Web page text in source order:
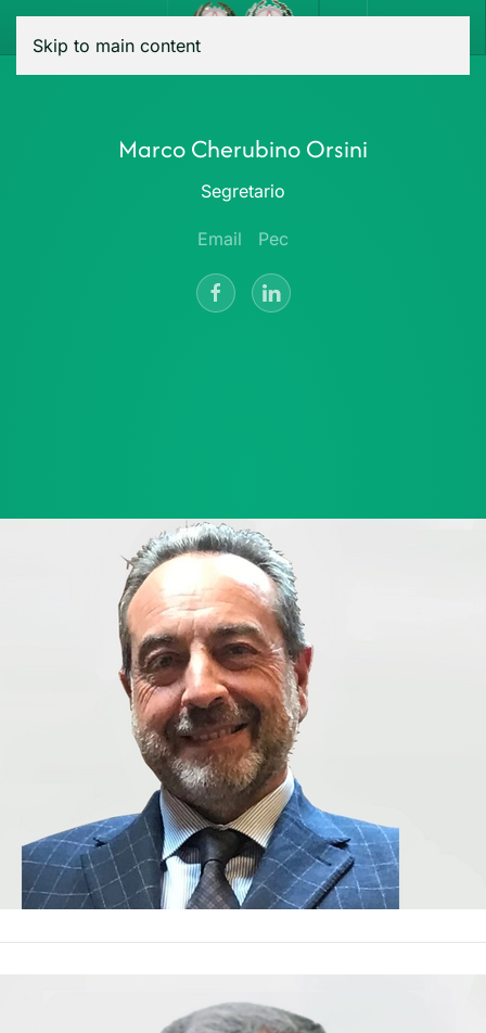
Skip to main content
Marco Cherubino Orsini
Segretario
Email Pec